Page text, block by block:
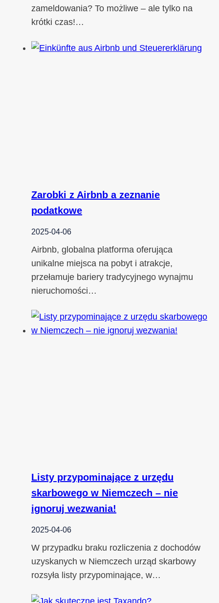
zameldowania? To możliwe – ale tylko na
krótki czas!…
Zarobki z Airbnb a zeznanie
podatkowe
2025-04-06
Airbnb, globalna platforma oferująca
unikalne miejsca na pobyt i atrakcje,
przełamuje bariery tradycyjnego wynajmu
nieruchomości…
Listy przypominające z urzędu
skarbowego w Niemczech – nie
ignoruj wezwania!
2025-04-06
W przypadku braku rozliczenia z dochodów
uzyskanych w Niemczech urząd skarbowy
rozsyła listy przypominające, w…